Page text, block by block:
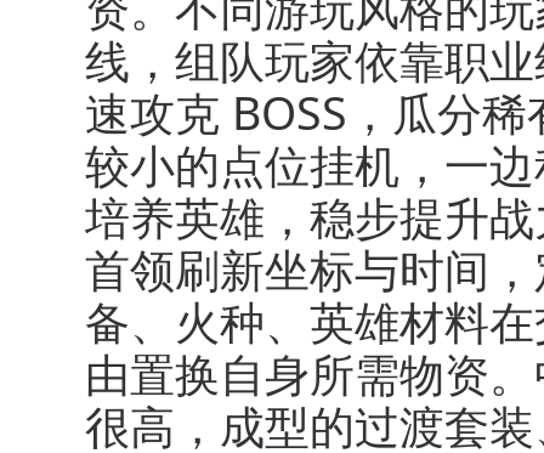
线，组队玩家依靠职
速攻克 BOSS，瓜分
较小的点位挂机，一
培养英雄，稳步提升
首领刷新坐标与时间
备、火种、英雄材料
由置换自身所需物资
很高，成型的过渡套